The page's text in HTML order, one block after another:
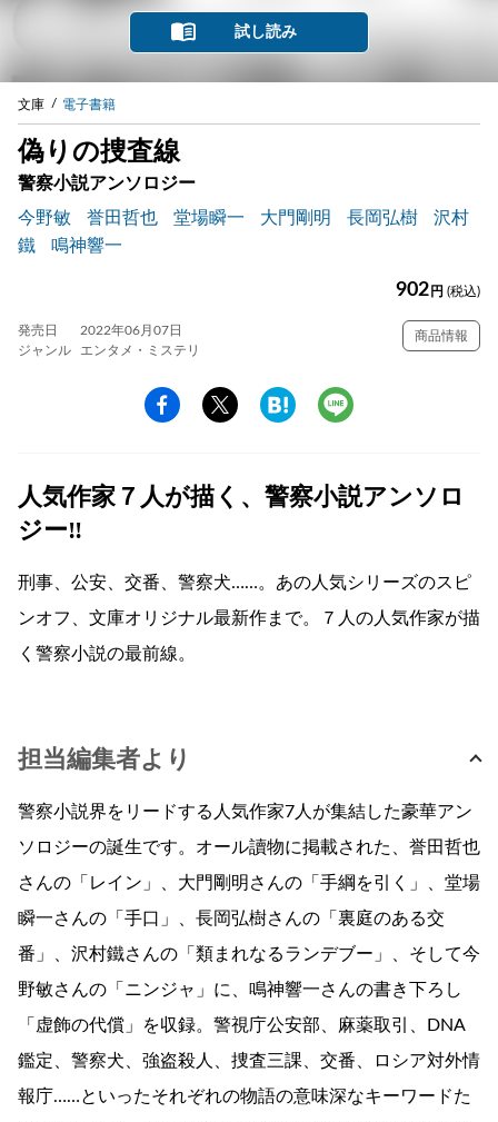
試し読み
文庫 電子書籍
偽りの捜査線
警察小説アンソロジー
今野敏
誉田哲也 堂場瞬一 大門剛明 長岡弘樹
沢村
鐵
鳴神響一
902 円 (税込)
発売日
2022年06月07日
ジャンル
エンタメ・ミステリ
商品情報
人気作家７人が描く、警察小説アンソロ
ジー‼
刑事、公安、交番、警察犬……。あの人気シリーズのスピ
ンオフ、文庫オリジナル最新作まで。７人の人気作家が描
く警察小説の最前線。
担当編集者より
警察小説界をリードする人気作家7人が集結した豪華アン
ソロジーの誕生です。オール讀物に掲載された、誉田哲也
さんの「レイン」、大門剛明さんの「手綱を引く」、堂場
瞬一さんの「手口」、長岡弘樹さんの「裏庭のある交
番」、沢村鐵さんの「類まれなるランデブー」、そして今
野敏さんの「ニンジャ」に、鳴神響一さんの書き下ろし
「虚飾の代償」を収録。警視庁公安部、麻薬取引、DNA
鑑定、警察犬、強盗殺人、捜査三課、交番、ロシア対外情
報庁……といったそれぞれの物語の意味深なキーワードた